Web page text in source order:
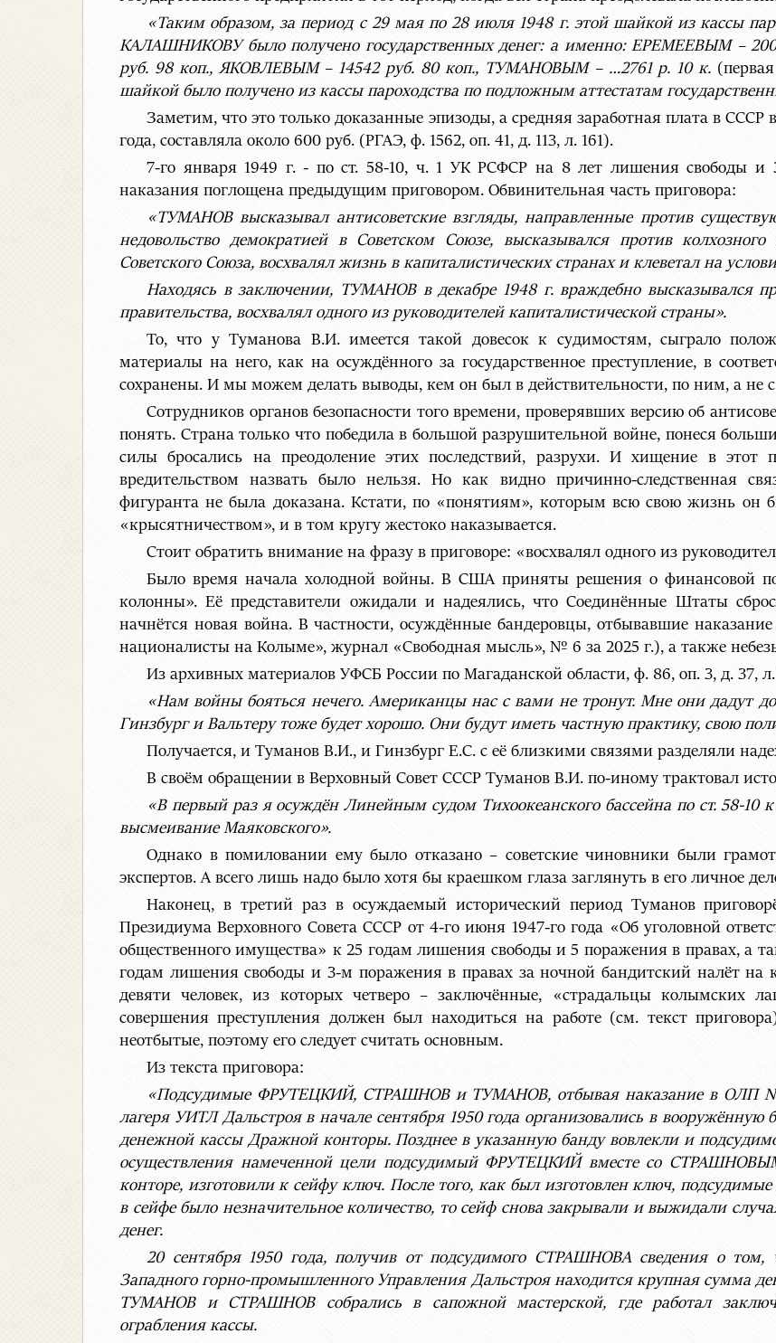
«Таким образом, за период с 29 мая по 28 июля 1948 г. этой шайкой из кассы
КАЛАШНИКОВУ было получено государственных денег: а именно: ЕРЕМЕЕВЫМ –
руб. 98 коп., ЯКОВЛЕВЫМ – 14542 руб. 80 коп., ТУМАНОВЫМ – …2761 р. 10 к.
шайкой было получено из кассы пароходства по подложным аттестатам
Заметим, что это только доказанные эпизоды, а средняя заработная плата в
года, составляла около 600 руб. (РГАЭ, ф. 1562, оп. 41, д. 113, л. 161).
7-го января 1949 г. - по ст. 58-10, ч. 1 УК РСФСР на 8 лет лишения свободы и
наказания поглощена предыдущим приговором. Обвинительная часть приговора:
«ТУМАНОВ высказывал антисоветские взгляды, направленные против
недовольство демократией в Советском Союзе, высказывался против
Советского Союза, восхвалял жизнь в капиталистических странах и клеветал на
Находясь в заключении, ТУМАНОВ в декабре 1948 г. враждебно высказывался
правительства, восхвалял одного из руководителей капиталистической страны».
То, что у Туманова В.И. имеется такой довесок к судимостям, сыграло
материалы на него, как на осуждённого за государственное преступление, в
сохранены. И мы можем делать выводы, кем он был в действительности, по ним, а не с
Сотрудников органов безопасности того времени, проверявших версию об
понять. Страна только что победила в большой разрушительной войне, понеся
силы бросались на преодоление этих последствий, разрухи. И хищение в этот
вредительством назвать было нельзя. Но как видно причинно-следственная
фигуранта не была доказана. Кстати, по «понятиям», которым всю свою жизнь он
«крысятничеством», и в том кругу жестоко наказывается.
Стоит обратить внимание на фразу в приговоре: «восхвалял одного из
Было время начала холодной войны. В США приняты решения о финансовой
колонны». Её представители ожидали и надеялись, что Соединённые Штаты
начнётся новая война. В частности, осуждённые бандеровцы, отбывавшие
националисты на Колыме», журнал «Свободная мысль», № 6 за 2025 г.), а также
Из архивных материалов УФСБ России по Магаданской области, ф. 86, оп. 3, д. 37,
«Нам войны бояться нечего. Американцы нас с вами не тронут. Мне они дадут
Гинзбург и Вальтеру тоже будет хорошо. Они будут иметь частную практику, свою
Получается, и Туманов В.И., и Гинзбург Е.С. с её близкими связями разделяли
В своём обращении в Верховный Совет СССР Туманов В.И. по-иному трактовал
«В первый раз я осуждён Линейным судом Тихоокеанского бассейна по ст. 58-10
высмеивание Маяковского».
Однако в помиловании ему было отказано – советские чиновники были
экспертов. А всего лишь надо было хотя бы краешком глаза заглянуть в его личное
Наконец, в третий раз в осуждаемый исторический период Туманов
Президиума Верховного Совета СССР от 4-го июня 1947-го года «Об уголовной
общественного имущества» к 25 годам лишения свободы и 5 поражения в правах, а
годам лишения свободы и 3-м поражения в правах за ночной бандитский налёт на
девяти человек, из которых четверо – заключённые, «страдальцы колымских
совершения преступления должен был находиться на работе (см. текст
неотбытые, поэтому его следует считать основным.
Из текста приговора:
«Подсудимые ФРУТЕЦКИЙ, СТРАШНОВ и ТУМАНОВ, отбывая наказание в ОЛП №
лагеря УИТЛ Дальстроя в начале сентября 1950 года организовались в вооружённую
денежной кассы Дражной конторы. Позднее в указанную банду вовлекли и
осуществления намеченной цели подсудимый ФРУТЕЦКИЙ вместе со
конторе, изготовили к сейфу ключ. После того, как был изготовлен ключ,
в сейфе было незначительное количество, то сейф снова закрывали и выжидали
денег.
20 сентября 1950 года, получив от подсудимого СТРАШНОВА сведения о
Западного горно-промышленного Управления Дальстроя находится крупная
ТУМАНОВ и СТРАШНОВ собрались в сапожной мастерской, где работал
ограбления кассы.